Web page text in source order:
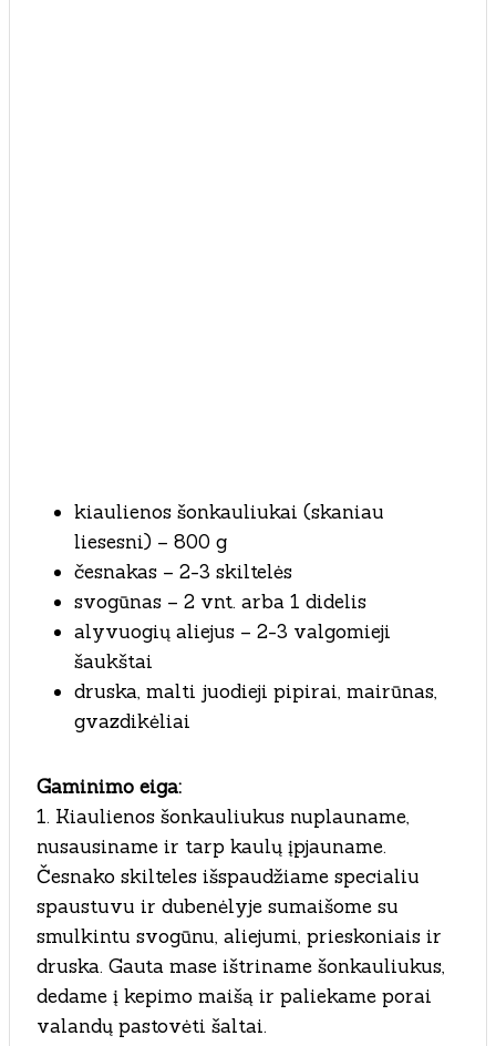
kiaulienos šonkauliukai (skaniau
liesesni) – 800 g
česnakas – 2-3 skiltelės
svogūnas – 2 vnt. arba 1 didelis
alyvuogių aliejus – 2-3 valgomieji
šaukštai
druska, malti juodieji pipirai, mairūnas,
gvazdikėliai
Gaminimo eiga:
1. Kiaulienos šonkauliukus nuplauname,
nusausiname ir tarp kaulų įpjauname.
Česnako skilteles išspaudžiame specialiu
spaustuvu ir dubenėlyje sumaišome su
smulkintu svogūnu, aliejumi, prieskoniais ir
druska. Gauta mase ištriname šonkauliukus,
dedame į kepimo maišą ir paliekame porai
valandų pastovėti šaltai.